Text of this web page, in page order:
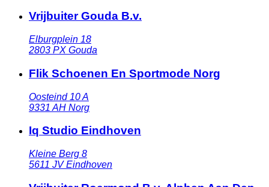
Vrijbuiter Gouda B.v.
Elburgplein 18
2803 PX Gouda
Flik Schoenen En Sportmode Norg
Oosteind 10 A
9331 AH Norg
Iq Studio Eindhoven
Kleine Berg 8
5611 JV Eindhoven